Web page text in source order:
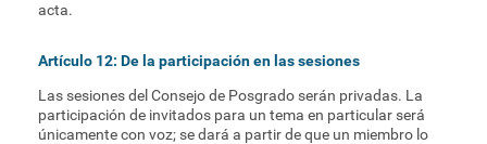
acta.
Artículo 12: De la participación en las sesiones
Las sesiones del Consejo de Posgrado serán privadas. La
participación de invitados para un tema en particular será
únicamente con voz; se dará a partir de que un miembro lo